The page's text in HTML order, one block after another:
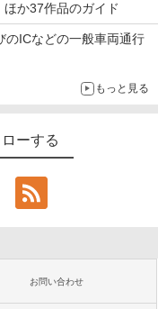
か37作品のガイド
のICなどの一般車両通行
もっと見る
ーする
お問い合わせ